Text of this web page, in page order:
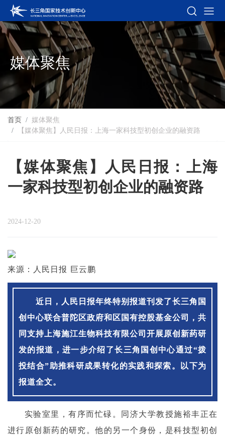
媒体聚焦
首页
媒体聚焦
【媒体聚焦】人民日报：上海一家科技型初创企业的融资路
【媒体聚焦】人民日报：上海
一家科技型初创企业的融资路
2024-12-20
来源：人民日报 巨云鹏
近日，人民日报年终特别报道刊发了长三角国
创中心联合普陀区政府和区国有控股基金公司，共
同支持上海施江生物科技有限公司开展原创新药研
发的报道，进一步介绍了长三角国创中心通过“拨
投结合”助推科研成果转化的实践和探索。
以下为
报道全文。
实验室里，有序而忙碌。同济大学教授施裕丰正在
进行原创新药的研究。他的另一个身份，是科技型初创